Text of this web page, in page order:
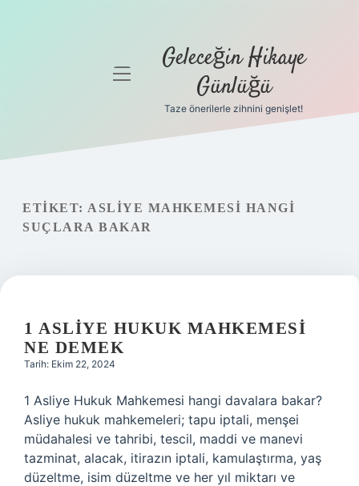
Gizlilik
Yasal Uyarı
menüyü Geleceğin Hikaye
Günlüğü
Taze önerilerle zihnini genişlet!
ETIKET: ASLIYE MAHKEMESI HANGI
SUÇLARA BAKAR
1 ASLIYE HUKUK MAHKEMESI
NE DEMEK
Tarih: Ekim 22, 2024
1 Asliye Hukuk Mahkemesi hangi davalara bakar?
Asliye hukuk mahkemeleri; tapu iptali, menşei
müdahalesi ve tahribi, tescil, maddi ve manevi
tazminat, alacak, itirazın iptali, kamulaştırma, yaş
düzeltme, isim düzeltme ve her yıl miktarı ve